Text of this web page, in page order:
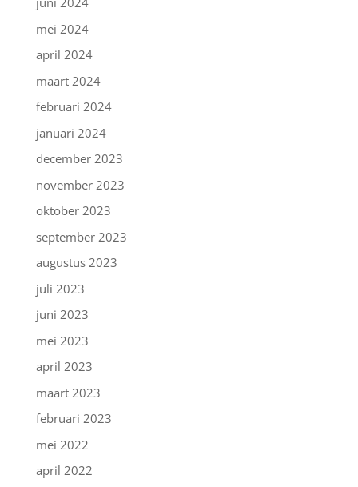
mei 2024
april 2024
maart 2024
februari 2024
januari 2024
december 2023
november 2023
oktober 2023
september 2023
augustus 2023
juli 2023
juni 2023
mei 2023
april 2023
maart 2023
februari 2023
mei 2022
april 2022